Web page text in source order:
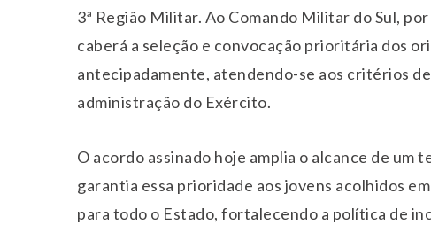
3ª Região Militar. Ao Comando Militar do Sul,
caberá a seleção e convocação prioritária dos
antecipadamente, atendendo-se aos critérios
administração do Exército.
O acordo assinado hoje amplia o alcance de um
garantia essa prioridade aos jovens acolhidos
para todo o Estado, fortalecendo a política de